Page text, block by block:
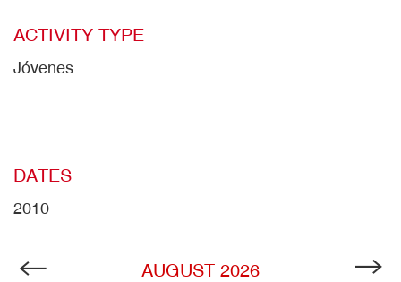
ACTIVITY TYPE
Jóvenes
DATES
2010
AUGUST 2026